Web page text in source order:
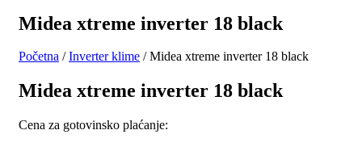
Midea xtreme inverter 18 black
Početna /Inverter klime / Midea xtreme inverter 18 black
Midea xtreme inverter 18 black
Cena za gotovinsko plaćanje: